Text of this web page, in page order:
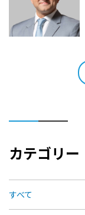
カテゴリー
すべて